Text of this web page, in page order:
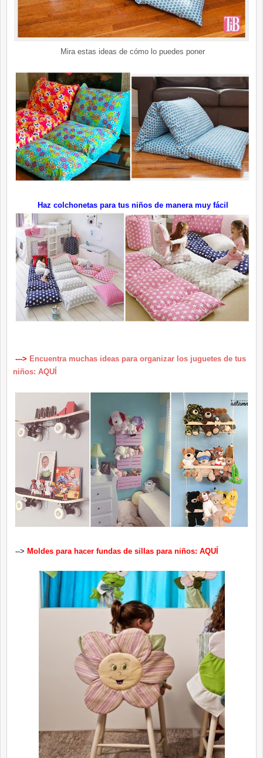
Mira estas ideas de cómo lo puedes poner
Haz colchonetas para tus niños de manera muy fácil
---> Encuentra muchas ideas para organizar los juguetes de tus
niños: AQUÍ
--> Moldes para hacer fundas de sillas para niños: AQUÍ